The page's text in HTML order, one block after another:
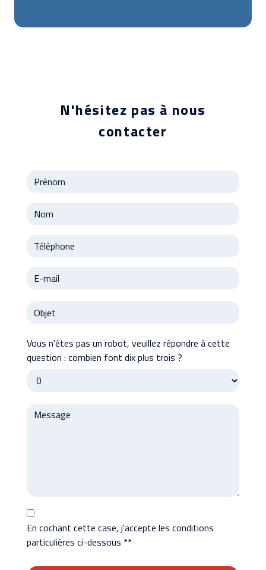
N'hésitez pas à nous
contacter
Vous n'êtes pas un robot, veuillez répondre à cette
question : combien font dix plus trois ?
En cochant cette case, j'accepte les conditions
particulières ci-dessous **